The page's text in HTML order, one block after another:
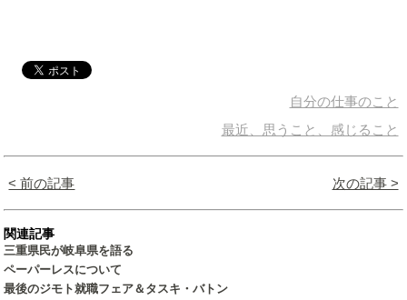
自分の仕事のこと
最近、思うこと、感じること
< 前の記事 次の記事 >
関連記事
三重県民が岐阜県を語る
ペーパーレスについて
最後のジモト就職フェア＆タスキ・バトン